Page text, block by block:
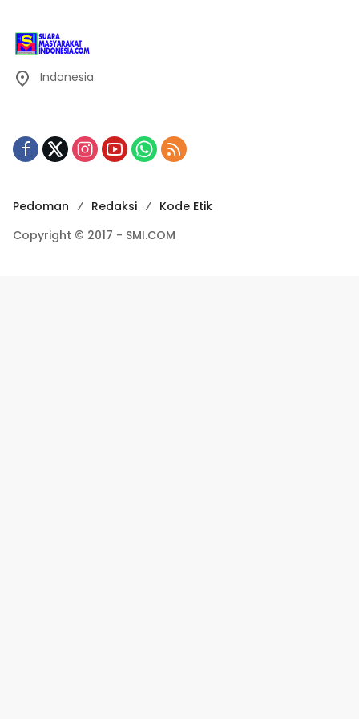
Indonesia
Pedoman Redaksi
Kode Etik
Copyright © 2017 - SMI.COM